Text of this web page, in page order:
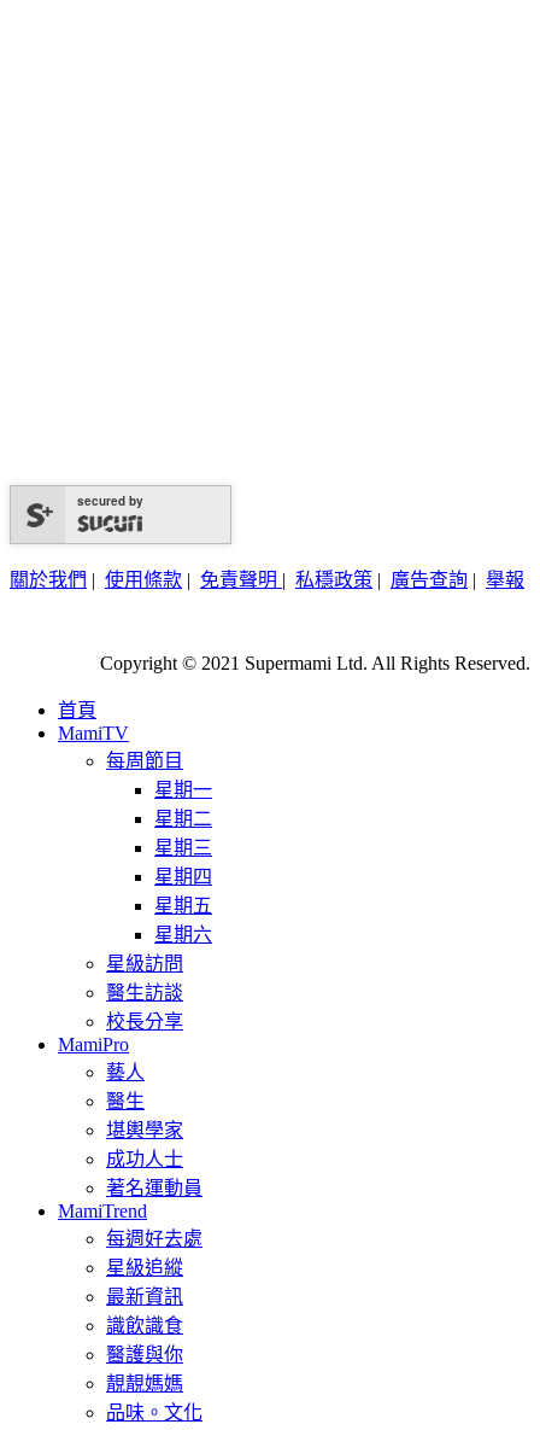
secured by
關於我們 | 使用條款 | 免責聲明 | 私穩政策 | 廣告查詢 | 舉報
Copyright © 2021 Supermami Ltd. All Rights Reserved.
首頁
MamiTV
每周節目
星期一
星期二
星期三
星期四
星期五
星期六
星級訪問
醫生訪談
校長分享
MamiPro
藝人
醫生
堪輿學家
成功人士
著名運動員
MamiTrend
每週好去處
星級追縱
最新資訊
識飲識食
醫護與你
靚靚媽媽
品味。文化